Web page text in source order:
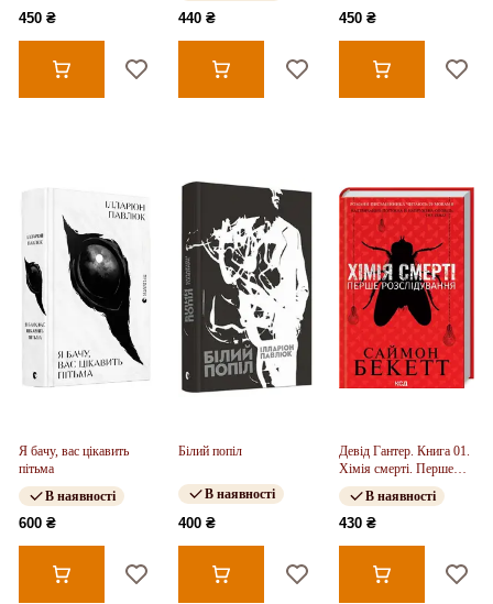
450 ₴ 440 ₴ 450 ₴
Я бачу, вас цікавить
пітьма
В наявності
600 ₴
Білий попіл
В наявності
400 ₴
Девід Гантер. Книга 01.
Хімія смерті. Перше
розслідування
В наявності
430 ₴